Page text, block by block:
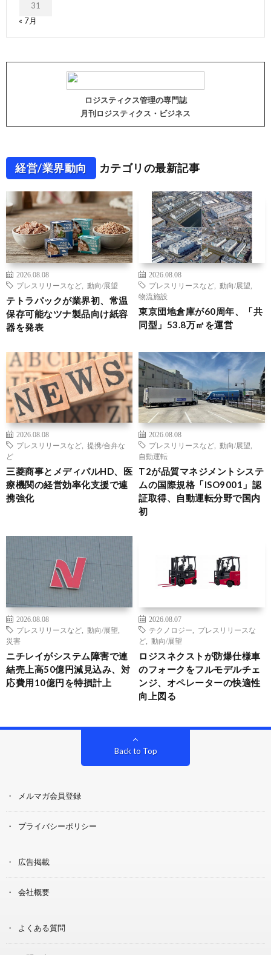
31
« 7月
ロジスティクス管理の専門誌
月刊ロジスティクス・ビジネス
経営/業界動向 カテゴリの最新記事
2026.08.08
プレスリリースなど
動向/展望
テトラパックが業界初、常温
保存可能なツナ製品向け紙容
器を発表
2026.08.08
プレスリリースなど
動向/展望
物流施設
東京団地倉庫が60周年、「共
同型」53.8万㎡を運営
2026.08.08
プレスリリースなど
提携/合弁な
ど
三菱商事とメディパルHD、医
療機関の経営効率化支援で連
携強化
2026.08.08
プレスリリースなど
動向/展望
自動運転
T2が品質マネジメントシステ
ムの国際規格「ISO9001」認
証取得、自動運転分野で国内
初
2026.08.08
プレスリリースなど
動向/展望
災害
ニチレイがシステム障害で連
結売上高50億円減見込み、対
応費用10億円を特損計上
2026.08.07
テクノロジー
プレスリリースな
ど
動向/展望
ロジスネクストが防爆仕様車
のフォークをフルモデルチェ
ンジ、オペレーターの快適性
向上図る
Back to Top
メルマガ会員登録
プライバシーポリシー
広告掲載
会社概要
よくある質問